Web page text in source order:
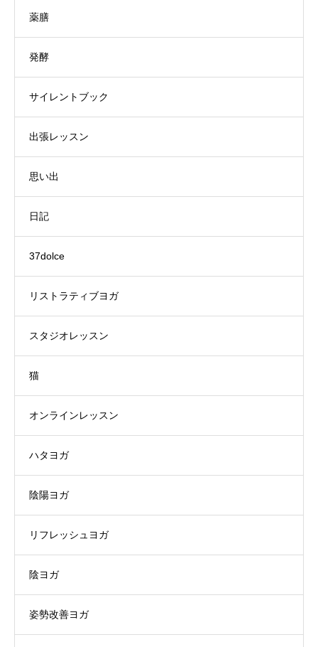
薬膳
発酵
サイレントブック
出張レッスン
思い出
日記
37dolce
リストラティブヨガ
スタジオレッスン
猫
オンラインレッスン
ハタヨガ
陰陽ヨガ
リフレッシュヨガ
陰ヨガ
姿勢改善ヨガ